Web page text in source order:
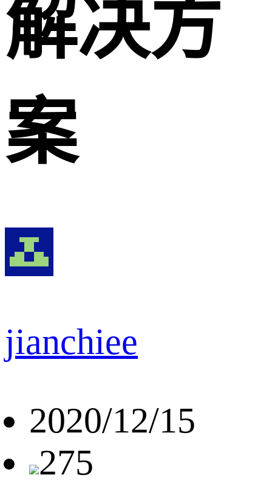
解决方
案
jianchiee
2020/12/15
275